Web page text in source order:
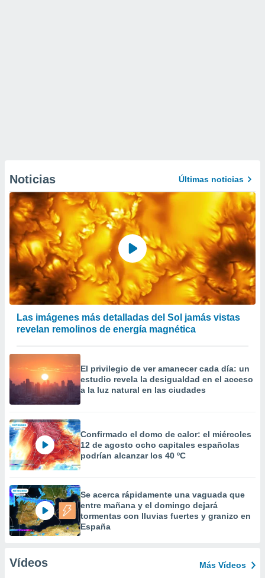
Noticias Últimas noticias
Las imágenes más detalladas del Sol jamás vistas
revelan remolinos de energía magnética
El privilegio de ver amanecer cada día: un
estudio revela la desigualdad en el acceso
a la luz natural en las ciudades
Confirmado el domo de calor: el miércoles
12 de agosto ocho capitales españolas
podrían alcanzar los 40 ºC
Se acerca rápidamente una vaguada que
entre mañana y el domingo dejará
tormentas con lluvias fuertes y granizo en
España
Vídeos Más Vídeos